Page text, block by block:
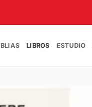
LIBROS ESTUDIO